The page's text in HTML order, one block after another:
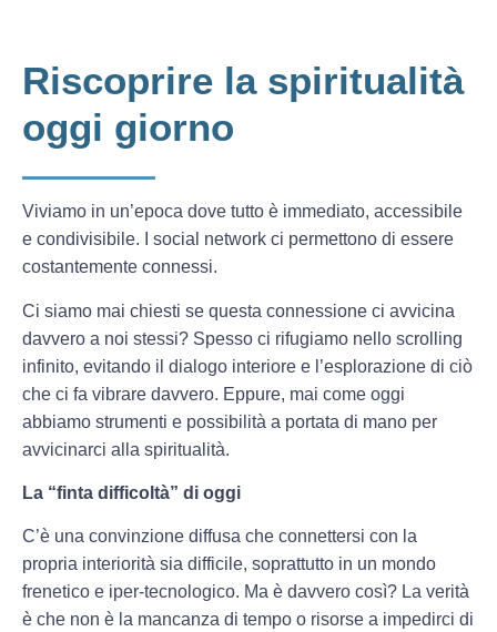
Riscoprire la spiritualità
oggi giorno
Viviamo in un’epoca dove tutto è immediato, accessibile
e condivisibile. I social network ci permettono di essere
costantemente connessi.
Ci siamo mai chiesti se questa connessione ci avvicina
davvero a noi stessi? Spesso ci rifugiamo nello scrolling
infinito, evitando il dialogo interiore e l’esplorazione di ciò
che ci fa vibrare davvero. Eppure, mai come oggi
abbiamo strumenti e possibilità a portata di mano per
avvicinarci alla spiritualità.
La “finta difficoltà” di oggi
C’è una convinzione diffusa che connettersi con la
propria interiorità sia difficile, soprattutto in un mondo
frenetico e iper-tecnologico. Ma è davvero così? La verità
è che non è la mancanza di tempo o risorse a impedirci di